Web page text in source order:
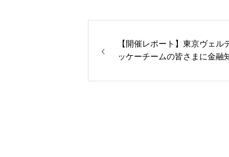
【開催レポート】東京ヴェル
ッケーチームの皆さまに金融